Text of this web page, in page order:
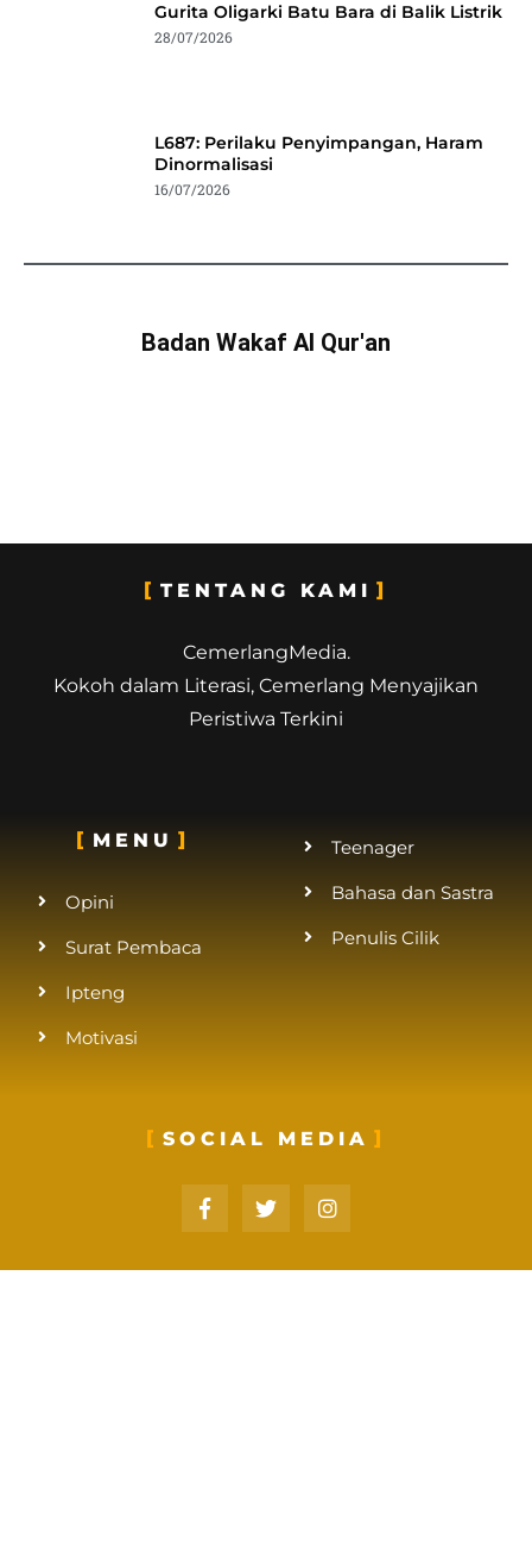
Gurita Oligarki Batu Bara di Balik Listrik
28/07/2026
L687: Perilaku Penyimpangan, Haram
Dinormalisasi
16/07/2026
Badan Wakaf Al Qur'an
TENTANG KAMI
CemerlangMedia.
Kokoh dalam Literasi, Cemerlang Menyajikan
Peristiwa Terkini
MENU
Opini
Surat Pembaca
Ipteng
Motivasi
Teenager
Bahasa dan Sastra
Penulis Cilik
SOCIAL MEDIA